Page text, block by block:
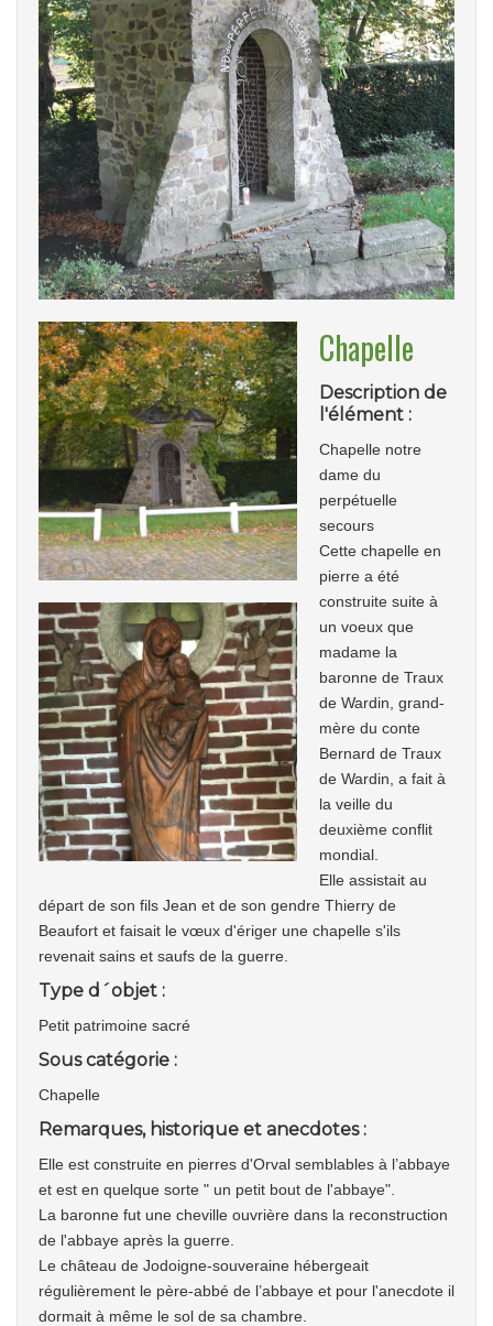
Chapelle
Description de
l'élément :
Chapelle notre
dame du
perpétuelle
secours
Cette chapelle en
pierre a été
construite suite à
un voeux que
madame la
baronne de Traux
de Wardin, grand-
mère du conte
Bernard de Traux
de Wardin, a fait à
la veille du
deuxième conflit
mondial.
Elle assistait au
départ de son fils Jean et de son gendre Thierry de
Beaufort et faisait le vœux d'ériger une chapelle s'ils
revenait sains et saufs de la guerre.
Type d´objet :
Petit patrimoine sacré
Sous catégorie :
Chapelle
Remarques, historique et anecdotes :
Elle est construite en pierres d'Orval semblables à l’abbaye
et est en quelque sorte " un petit bout de l'abbaye".
La baronne fut une cheville ouvrière dans la reconstruction
de l'abbaye après la guerre.
Le château de Jodoigne-souveraine hébergeait
régulièrement le père-abbé de l’abbaye et pour l'anecdote il
dormait à même le sol de sa chambre.